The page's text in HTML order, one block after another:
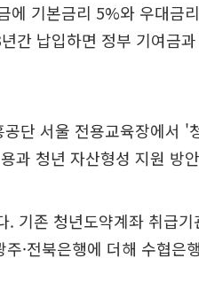
에 기본금리 5%와 우대금
간 납입하면 정부 기여금
단 서울 전용교육장에서 '
과 청년 자산형성 지원 방
기존 청년도약계좌 취급기
주·전북은행에 더해 수협은